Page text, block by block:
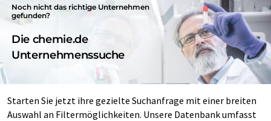
Noch nicht das richtige Unternehmen
gefunden?
Die chemie.de
Unternehmenssuche
Starten Sie jetzt ihre gezielte Suchanfrage mit einer breiten
Auswahl an Filtermöglichkeiten. Unsere Datenbank umfasst